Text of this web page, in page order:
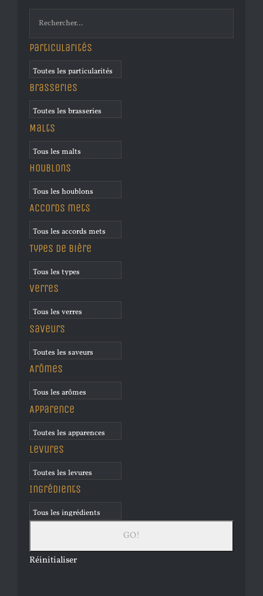
Particularités
Brasseries
Malts
Houblons
Accords mets
Types de bière
Verres
Saveurs
Arômes
Apparence
Levures
Ingrédients
Réinitialiser